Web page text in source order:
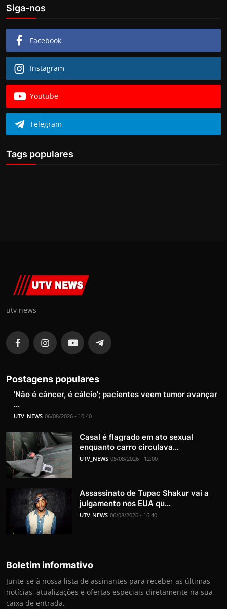
Siga-nos
Facebook
Instagram
Youtube
Telegram
Tags populares
utv news
Postagens populares
'Não é câncer, é cálcio'; pacientes veem tumor avançar
...
UTV_NEWS 06/08/2026 - 10:40
Casal é flagrado em ato sexual
enquanto carro circulava...
UTV_NEWS 05/08/2026 - 12:00
Assassinato de Tupac Shakur vai a
julgamento nos EUA qu...
UTV-NEWS 06/08/2026 - 16:40
Boletim informativo
Junte-se à nossa lista de assinantes para receber as últimas
notícias, atualizações e ofertas especiais diretamente na sua
caixa de entrada.